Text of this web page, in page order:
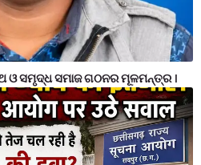
ଓ ସମୃଦ୍ଧ ସମାଜ ଗଠନର ମୂଳମନ୍ତ୍ର ।